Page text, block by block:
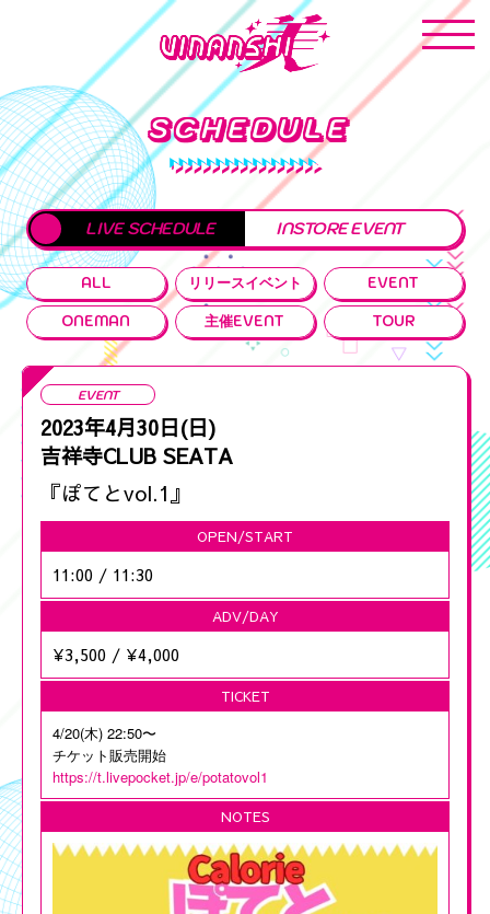
SCHEDULE
LIVE SCHEDULE INSTORE EVENT
ALL リリースイベント EVENT
ONEMAN 主催EVENT TOUR
EVENT
2023年4月30日(日)
吉祥寺CLUB SEATA
『ぽてとvol.1』
OPEN/START
11:00 / 11:30
ADV/DAY
¥3,500 / ¥4,000
TICKET
4/20(木) 22:50〜
チケット販売開始
https://t.livepocket.jp/e/potatovol1
NOTES